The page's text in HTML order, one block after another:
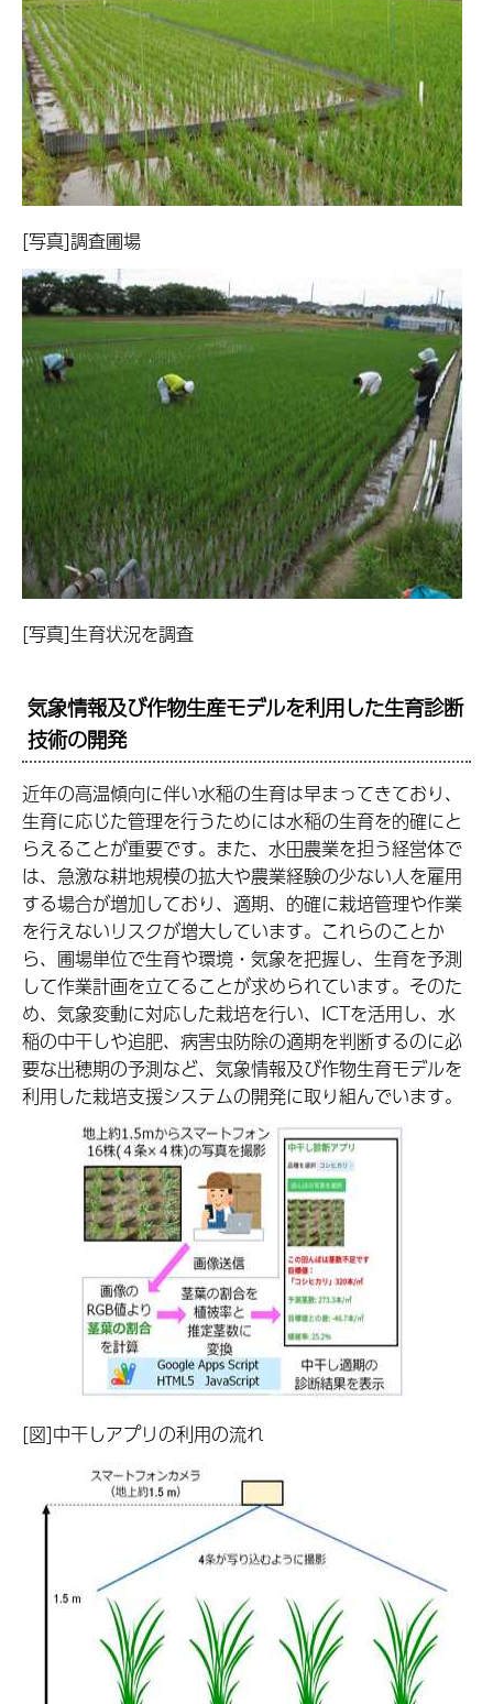
[写真]調査圃場
[写真]生育状況を調査
気象情報及び作物生産モデルを利用した生育診断
技術の開発
近年の高温傾向に伴い水稲の生育は早まってきており、
生育に応じた管理を行うためには水稲の生育を的確にと
らえることが重要です。また、水田農業を担う経営体で
は、急激な耕地規模の拡大や農業経験の少ない人を雇用
する場合が増加しており、適期、的確に栽培管理や作業
を行えないリスクが増大しています。これらのことか
ら、圃場単位で生育や環境・気象を把握し、生育を予測
して作業計画を立てることが求められています。そのた
め、気象変動に対応した栽培を行い、ICTを活用し、水
稲の中干しや追肥、病害虫防除の適期を判断するのに必
要な出穂期の予測など、気象情報及び作物生育モデルを
利用した栽培支援システムの開発に取り組んでいます。
[図]中干しアプリの利用の流れ